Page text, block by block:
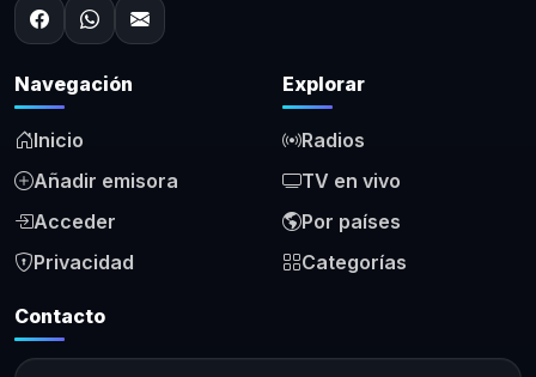
Navegación
Inicio
Añadir emisora
Acceder
Privacidad
Explorar
Radios
TV en vivo
Por países
Categorías
Contacto